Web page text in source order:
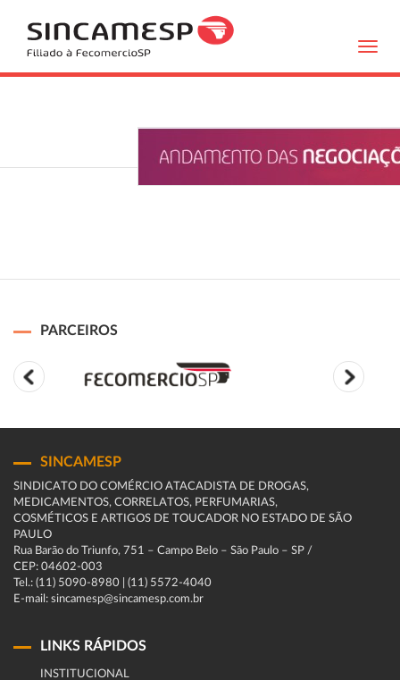
PARCEIROS
SINCAMESP
SINDICATO DO COMÉRCIO ATACADISTA DE DROGAS,
MEDICAMENTOS, CORRELATOS, PERFUMARIAS,
COSMÉTICOS E ARTIGOS DE TOUCADOR NO ESTADO DE SÃO
PAULO
Rua Barão do Triunfo, 751 – Campo Belo – São Paulo – SP /
CEP: 04602-003
Tel.: (11) 5090-8980 | (11) 5572-4040
E-mail: sincamesp@sincamesp.com.br
LINKS RÁPIDOS
INSTITUCIONAL